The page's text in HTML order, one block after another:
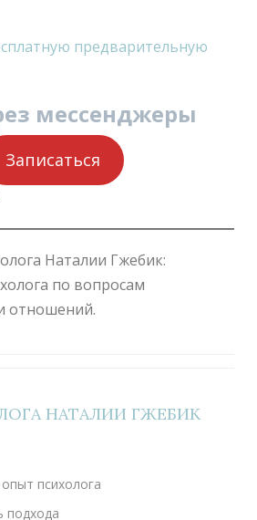
предварительную
мессенджеры
Записаться
Наталии Гжебик:
по вопросам
отношений.
НАТАЛИИ ГЖЕБИК
психолога
подхода